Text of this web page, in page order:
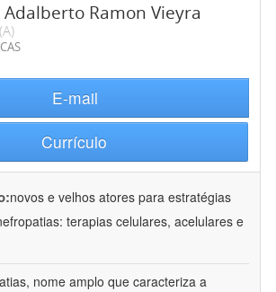
Adalberto Ramon Vieyra
E-mail
Currículo
novos e velhos atores para estratégias
terapias celulares, acelulares e
nome amplo que caracteriza a